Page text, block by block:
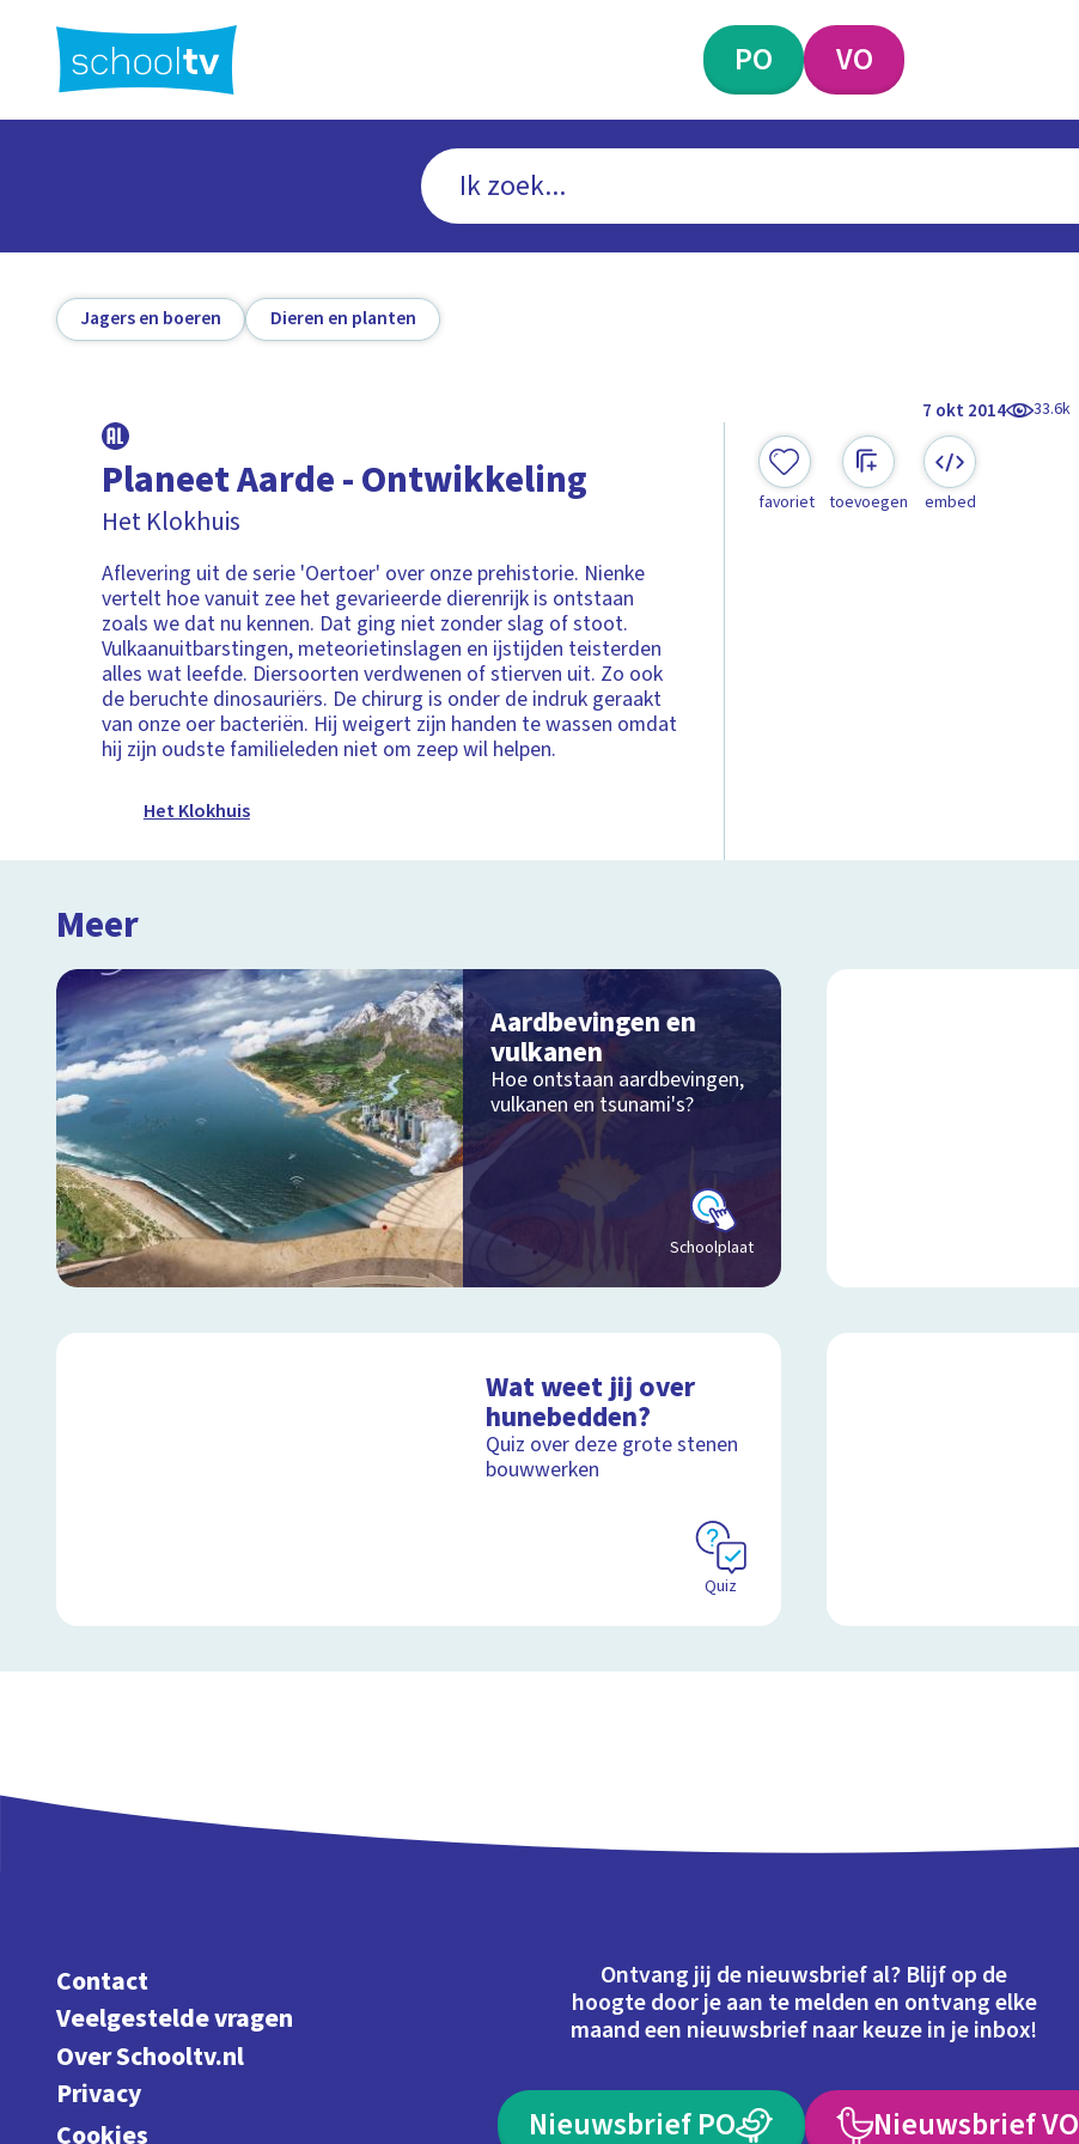
hoofdinhoud
PO VO
Jagers en boeren Dieren en planten
7 okt 2014 33.6k
Planeet Aarde - Ontwikkeling
Het Klokhuis
Aflevering uit de serie 'Oertoer' over onze prehistorie. Nienke
vertelt hoe vanuit zee het gevarieerde dierenrijk is ontstaan
zoals we dat nu kennen. Dat ging niet zonder slag of stoot.
Vulkaanuitbarstingen, meteorietinslagen en ijstijden teisterden
alles wat leefde. Diersoorten verdwenen of stierven uit. Zo ook
de beruchte dinosauriërs. De chirurg is onder de indruk geraakt
van onze oer bacteriën. Hij weigert zijn handen te wassen omdat
hij zijn oudste familieleden niet om zeep wil helpen.
Het Klokhuis
favoriet toevoegen embed
Meer
Aardbevingen en
vulkanen
Hoe ontstaan aardbevingen,
vulkanen en tsunami's?
Schoolplaat
Wat weet jij over
hunebedden?
Quiz over deze grote stenen
bouwwerken
Quiz
Contact
Veelgestelde vragen
Over Schooltv.nl
Privacy
Cookies
Ontvang jij de nieuwsbrief al? Blijf op de
hoogte door je aan te melden en ontvang elke
maand een nieuwsbrief naar keuze in je inbox!
Nieuwsbrief PO Nieuwsbrief VO